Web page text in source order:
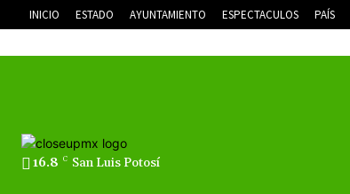
INICIO ESTADO AYUNTAMIENTO ESPECTACULOS PAÍS
16.8 C San Luis Potosí